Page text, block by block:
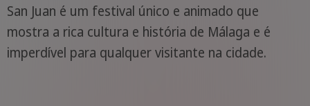
San Juan é um festival único e animado que
mostra a rica cultura e história de Málaga e é
imperdível para qualquer visitante na cidade.